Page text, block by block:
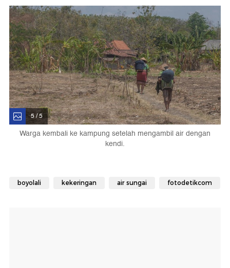
5 / 5
Warga kembali ke kampung setelah mengambil air dengan
kendi.
boyolali kekeringan air sungai fotodetikcom